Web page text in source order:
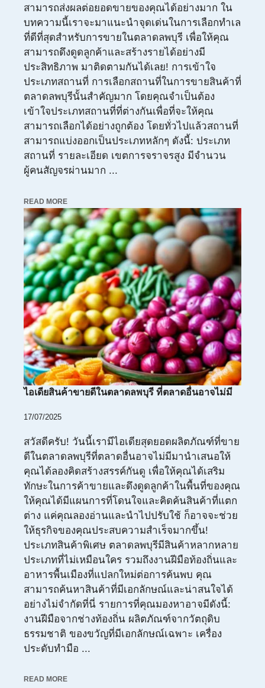
สามารถส่งผลต่อยอดขายของคุณได้อย่างมาก ใน
บทความนี้เราจะมาแนะนำจุดเด่นในการเลือกทำเล
ที่ดีที่สุดสำหรับการขายในตลาดลพบุรี เพื่อให้คุณ
สามารถดึงดูดลูกค้าและสร้างรายได้อย่างมี
ประสิทธิภาพ มาติดตามกันได้เลย! การเข้าใจ
ประเภทสถานที่ การเลือกสถานที่ในการขายสินค้าที่
ตลาดลพบุรีนั้นสำคัญมาก โดยคุณจำเป็นต้อง
เข้าใจประเภทสถานที่ที่ต่างกันเพื่อที่จะให้คุณ
สามารถเลือกได้อย่างถูกต้อง โดยทั่วไปแล้วสถานที่
สามารถแบ่งออกเป็นประเภทหลักๆ ดังนี้: ประเภท
สถานที่ รายละเอียด เขตการจราจรสูง มีจำนวน
ผู้คนสัญจรผ่านมาก ...
READ MORE
ไอเดียสินค้าขายดีในตลาดลพบุรี ที่ตลาดอื่นอาจไม่มี
17/07/2025
สวัสดีครับ! วันนี้เรามีไอเดียสุดยอดผลิตภัณฑ์ที่ขาย
ดีในตลาดลพบุรีที่ตลาดอื่นอาจไม่มีมานำเสนอให้
คุณได้ลองคิดสร้างสรรค์กันดู เพื่อให้คุณได้เสริม
ทักษะในการค้าขายและดึงดูดลูกค้าในพื้นที่ของคุณ
ให้คุณได้มีแผนการที่โดนใจและคิดค้นสินค้าที่แตก
ต่าง แค่คุณลองอ่านและนำไปปรับใช้ ก็อาจจะช่วย
ให้ธุรกิจของคุณประสบความสำเร็จมากขึ้น!
ประเภทสินค้าพิเศษ ตลาดลพบุรีมีสินค้าหลากหลาย
ประเภทที่ไม่เหมือนใคร รวมถึงงานฝีมือท้องถิ่นและ
อาหารพื้นเมืองที่แปลกใหม่ต่อการค้นพบ คุณ
สามารถค้นหาสินค้าที่มีเอกลักษณ์และน่าสนใจได้
อย่างไม่จำกัดที่นี่ รายการที่คุณมองหาอาจมีดังนี้:
งานฝีมือจากช่างท้องถิ่น ผลิตภัณฑ์จากวัตถุดิบ
ธรรมชาติ ของขวัญที่มีเอกลักษณ์เฉพาะ เครื่อง
ประดับทำมือ ...
READ MORE